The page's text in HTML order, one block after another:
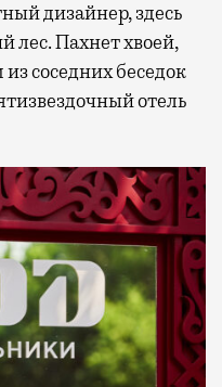
дизайнер, здесь
лес. Пахнет хвоей,
соседних беседок
отель